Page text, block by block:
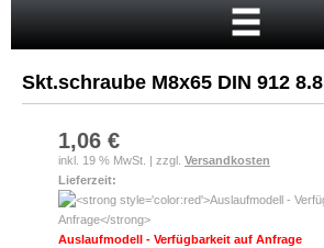
Neukunde?
Kasse
Anmelden
Skt.schraube M8x65 DIN 912 8.8
1,06 €
inkl. 19 % MwSt. | zzgl. Versandkosten
Lieferzeit:
Auslaufmodell - Verfügbarkeit auf Anfrage